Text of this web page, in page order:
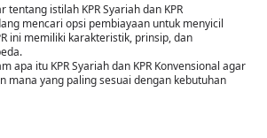
tentang istilah KPR Syariah dan KPR
mencari opsi pembiayaan untuk menyicil
ini memiliki karakteristik, prinsip, dan
apa itu KPR Syariah dan KPR Konvensional agar
mana yang paling sesuai dengan kebutuhan